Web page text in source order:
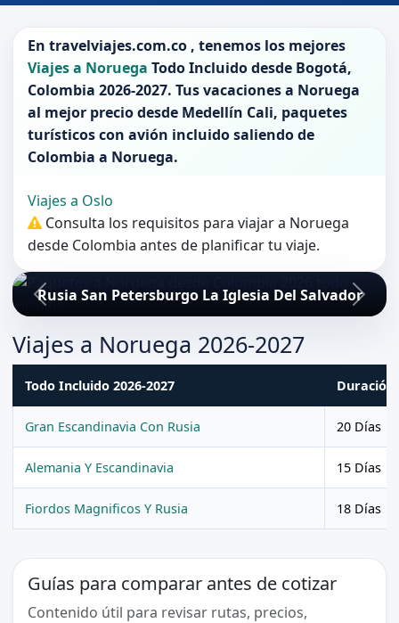
En travelviajes.com.co , tenemos los mejores
Viajes a Noruega Todo Incluido desde Bogotá,
Colombia 2026-2027. Tus vacaciones a Noruega
al mejor precio desde Medellín Cali, paquetes
turísticos con avión incluido saliendo de
Colombia a Noruega.
Viajes a Oslo
Consulta los requisitos para viajar a Noruega
desde Colombia antes de planificar tu viaje.
Rusia San Petersburgo La Iglesia Del Salvador
Viajes a Noruega 2026-2027
Todo Incluido 2026-2027 Duración
Gran Escandinavia Con Rusia 20 Días
Alemania Y Escandinavia 15 Días
Fiordos Magnificos Y Rusia 18 Días
Guías para comparar antes de cotizar
Contenido útil para revisar rutas, precios,